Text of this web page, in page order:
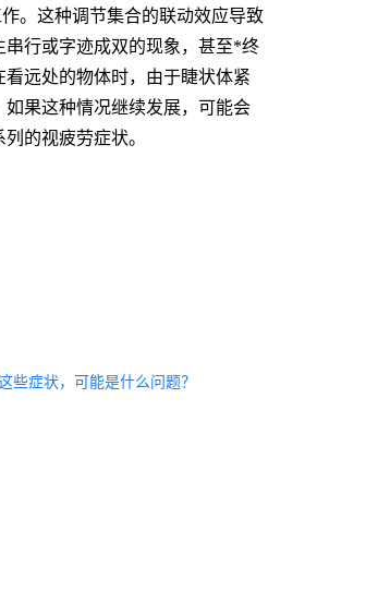
。这种调节集合的联动效应导致
行或字迹成双的现象，甚至*终
远处的物体时，由于睫状体紧
果这种情况继续发展，可能会
的视疲劳症状。
些症状，可能是什么问题？